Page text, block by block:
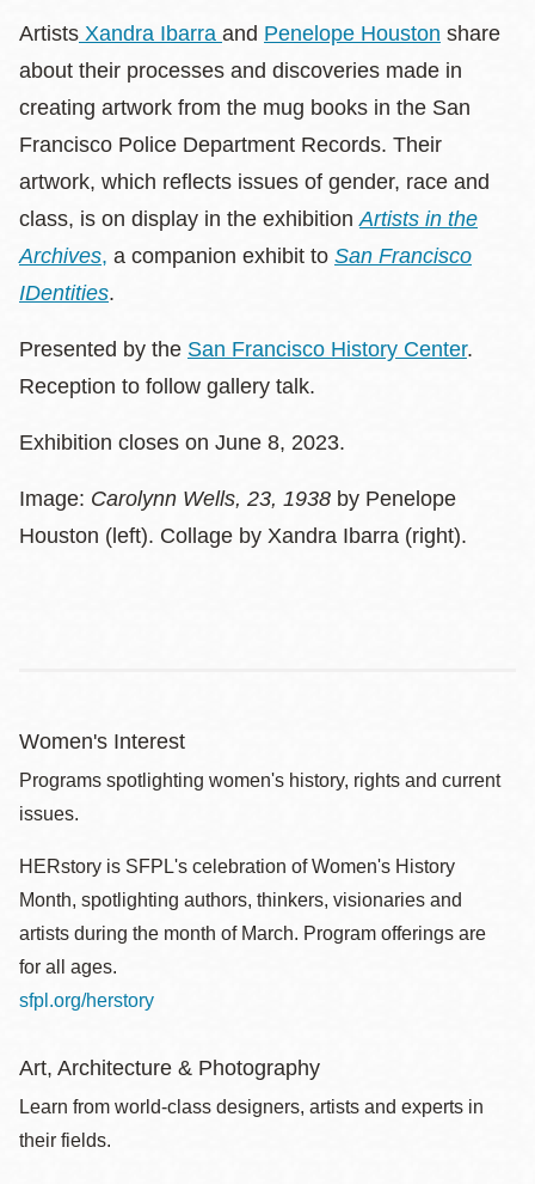
Artists Xandra Ibarra and Penelope Houston share
about their processes and discoveries made in
creating artwork from the mug books in the San
Francisco Police Department Records. Their
artwork, which reflects issues of gender, race and
class, is on display in the exhibitionArtists in the
Archives, a companion exhibit to San Francisco
IDentities.
Presented by the San Francisco History Center.
Reception to follow gallery talk.
Exhibition closes on June 8, 2023.
Image: Carolynn Wells, 23, 1938 by Penelope
Houston (left). Collage by Xandra Ibarra (right).
Women's Interest
Programs spotlighting women's history, rights and current
issues.
HERstory is SFPL's celebration of Women's History
Month, spotlighting authors, thinkers, visionaries and
artists during the month of March. Program offerings are
for all ages.
sfpl.org/herstory
Art, Architecture & Photography
Learn from world-class designers, artists and experts in
their fields.